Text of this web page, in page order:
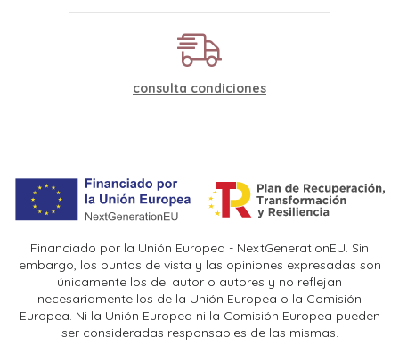
consulta condiciones
Financiado por la Unión Europea - NextGenerationEU. Sin
embargo, los puntos de vista y las opiniones expresadas son
únicamente los del autor o autores y no reflejan
necesariamente los de la Unión Europea o la Comisión
Europea. Ni la Unión Europea ni la Comisión Europea pueden
ser consideradas responsables de las mismas.